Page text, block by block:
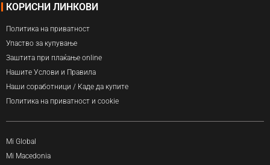
КОРИСНИ ЛИНКОВИ
Политика на приватност
Упаство за купување
Заштита при плаќање online
Нашите Услови и Правила
Наши соработници / Каде да купите
Политика на приватност и cookie
Mi Global
Mi Macedonia